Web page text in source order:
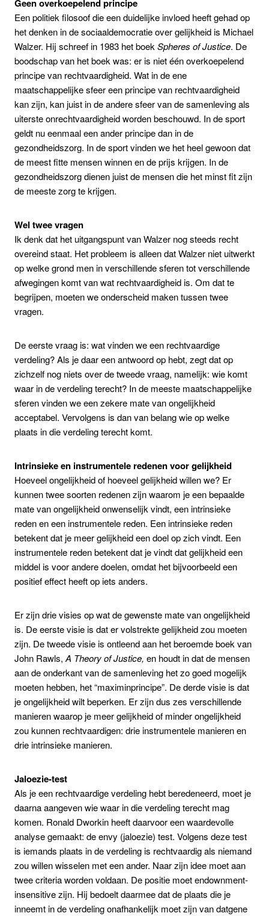
Geen overkoepelend principe
Een politiek filosoof die een duidelijke invloed heeft gehad op
het denken in de sociaaldemocratie over gelijkheid is Michael
Walzer. Hij schreef in 1983 het boek Spheres of Justice. De
boodschap van het boek was: er is niet één overkoepelend
principe van rechtvaardigheid. Wat in de ene
maatschappelijke sfeer een principe van rechtvaardigheid
kan zijn, kan juist in de andere sfeer van de samenleving als
uiterste onrechtvaardigheid worden beschouwd. In de sport
geldt nu eenmaal een ander principe dan in de
gezondheidszorg. In de sport vinden we het heel gewoon dat
de meest fitte mensen winnen en de prijs krijgen. In de
gezondheidszorg dienen juist de mensen die het minst fit zijn
de meeste zorg te krijgen.
Wel twee vragen
Ik denk dat het uitgangspunt van Walzer nog steeds recht
overeind staat. Het probleem is alleen dat Walzer niet uitwerkt
op welke grond men in verschillende sferen tot verschillende
afwegingen komt van wat rechtvaardigheid is. Om dat te
begrijpen, moeten we onderscheid maken tussen twee
vragen.
De eerste vraag is: wat vinden we een rechtvaardige
verdeling? Als je daar een antwoord op hebt, zegt dat op
zichzelf nog niets over de tweede vraag, namelijk: wie komt
waar in de verdeling terecht? In de meeste maatschappelijke
sferen vinden we een zekere mate van ongelijkheid
acceptabel. Vervolgens is dan van belang wie op welke
plaats in die verdeling terecht komt.
Intrinsieke en instrumentele redenen voor gelijkheid
Hoeveel ongelijkheid of hoeveel gelijkheid willen we? Er
kunnen twee soorten redenen zijn waarom je een bepaalde
mate van ongelijkheid onwenselijk vindt, een intrinsieke
reden en een instrumentele reden. Een intrinsieke reden
betekent dat je meer gelijkheid een doel op zich vindt. Een
instrumentele reden betekent dat je vindt dat gelijkheid een
middel is voor andere doelen, omdat het bijvoorbeeld een
positief effect heeft op iets anders.
Er zijn drie visies op wat de gewenste mate van ongelijkheid
is. De eerste visie is dat er volstrekte gelijkheid zou moeten
zijn. De tweede visie is ontleend aan het beroemde boek van
John Rawls, A Theory of Justice, en houdt in dat de mensen
aan de onderkant van de samenleving het zo goed mogelijk
moeten hebben, het “maximinprincipe”. De derde visie is dat
je ongelijkheid wilt beperken. Er zijn dus zes verschillende
manieren waarop je meer gelijkheid of minder ongelijkheid
zou kunnen rechtvaardigen: drie instrumentele manieren en
drie intrinsieke manieren.
Jaloezie-test
Als je een rechtvaardige verdeling hebt beredeneerd, moet je
daarna aangeven wie waar in die verdeling terecht mag
komen. Ronald Dworkin heeft daarvoor een waardevolle
analyse gemaakt: de envy (jaloezie) test. Volgens deze test
is iemands plaats in de verdeling is rechtvaardig als niemand
zou willen wisselen met een ander. Naar zijn idee moet aan
twee criteria worden voldaan. De positie moet endownment-
insensitive zijn. Hij bedoelt daarmee dat de plaats die je
inneemt in de verdeling onafhankelijk moet zijn van datgene